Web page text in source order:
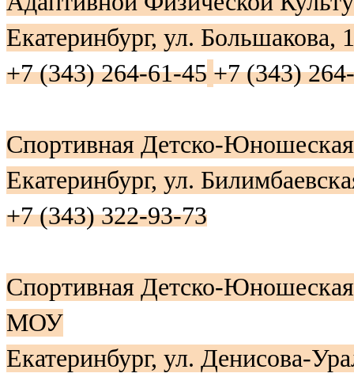
Екатеринбург, ул. Большакова,
+7 (343) 264-61-45 +7 (343)
Спортивная Детско-
Екатеринбург, ул.
+7 (343) 322-93-73
Спортивная Детско-
МОУ
Екатеринбург, ул. Денисова-